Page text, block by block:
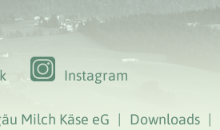
Instagram
Milch Käse eG Downloads